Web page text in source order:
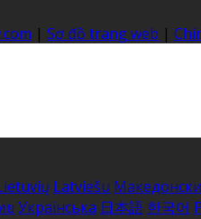
| Sơ đồ trang web |
Latviešu Македонски
ย Українська 日本語 한국어